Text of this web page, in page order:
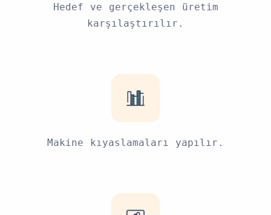
Hedef ve gerçekleşen üretim
karşılaştırılır.
Makine kıyaslamaları yapılır.